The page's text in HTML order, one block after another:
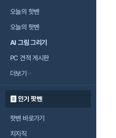
오늘의 핫벤
오늘의 팟벤
AI 그림 그리기
PC 견적 게시판
더보기
인기 팟벤
팟벤 바로가기
치지직